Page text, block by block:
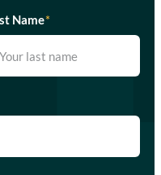
Name*